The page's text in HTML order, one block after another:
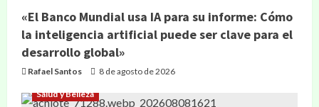
«El Banco Mundial usa IA para su informe: Cómo
la inteligencia artificial puede ser clave para el
desarrollo global»
Rafael Santos 8 de agosto de 2026
Salud y Belleza